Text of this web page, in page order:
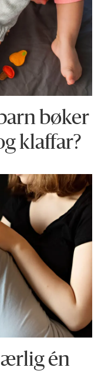
bøker
klaffar?
én